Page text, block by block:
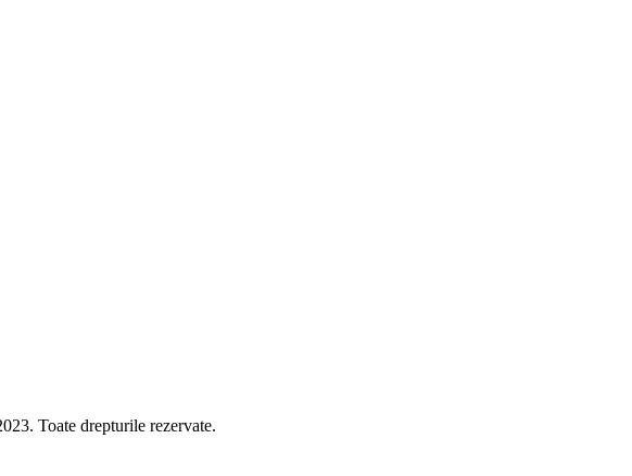
Toate drepturile rezervate.